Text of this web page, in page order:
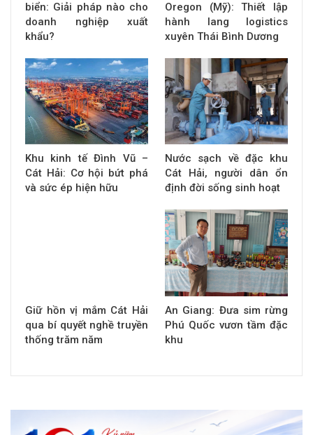
biển: Giải pháp nào cho
doanh nghiệp xuất
khẩu?
Oregon (Mỹ): Thiết lập
hành lang logistics
xuyên Thái Bình Dương
Khu kinh tế Đình Vũ –
Cát Hải: Cơ hội bứt phá
và sức ép hiện hữu
Nước sạch về đặc khu
Cát Hải, người dân ổn
định đời sống sinh hoạt
Giữ hồn vị mắm Cát Hải
qua bí quyết nghề truyền
thống trăm năm
An Giang: Đưa sim rừng
Phú Quốc vươn tầm đặc
khu